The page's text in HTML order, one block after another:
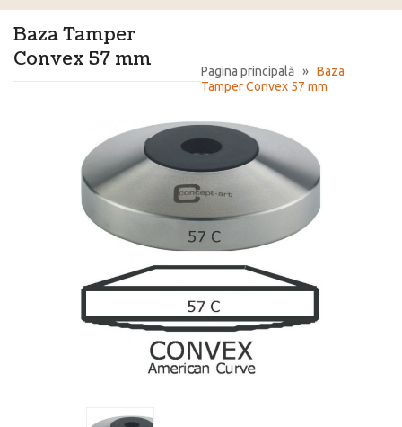
Pagina principală » Baza
Tamper Convex 57 mm
Baza Tamper
Convex 57 mm